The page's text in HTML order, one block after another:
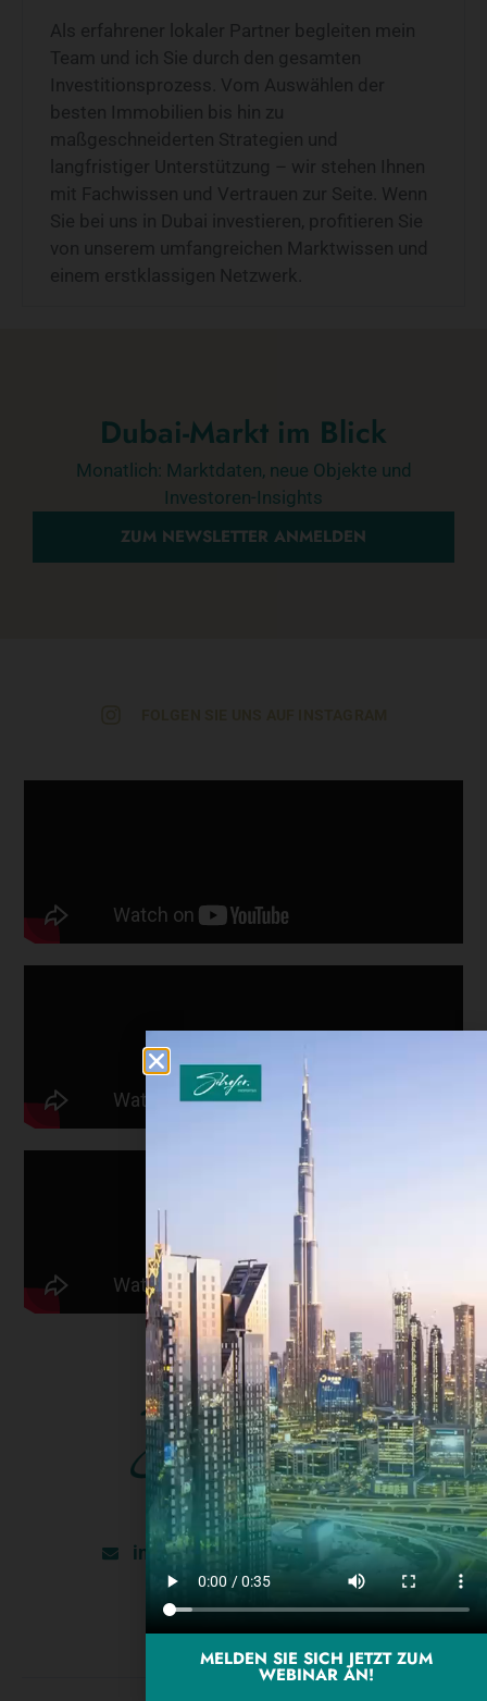
Als erfahrener lokaler Partner begleiten mein
Team und ich Sie durch den gesamten
Investitionsprozess. Vom Auswählen der
besten Immobilien bis hin zu
maßgeschneiderten Strategien und
langfristiger Unterstützung – wir stehen Ihnen
mit Fachwissen und Vertrauen zur Seite. Wenn
Sie bei uns in Dubai investieren, profitieren Sie
von unserem umfangreichen Marktwissen und
einem erstklassigen Netzwerk.
Dubai-Markt im Blick
Monatlich: Marktdaten, neue Objekte und
Investoren-Insights
ZUM NEWSLETTER ANMELDEN
+971585771295
info@schoferproperties.com
Deutsch
MELDEN SIE SICH JETZT ZUM
WEBINAR AN!